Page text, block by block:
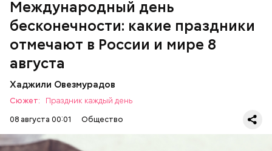
Международный день
бесконечности: какие праздники
отмечают в России и мире 8
августа
Хаджили Овезмурадов
Сюжет:
Праздник каждый день
08 августа 00:01
Общество
День малины со сливками